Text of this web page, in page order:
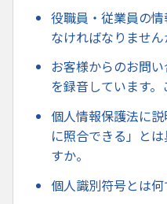
役職員・従業員の
なければなりません
お客様からのお問
を録音しています。
個人情報保護法に
に照合できる」と
すか。
個人識別符号とは何